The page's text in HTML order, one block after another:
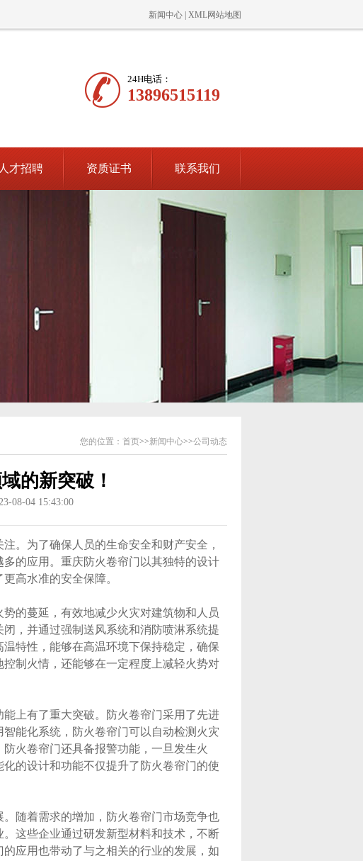
新闻中心 XML网站地图
24H电话：
13896515119
人才招聘 资质证书 联系我们
您的位置： 首页>>新闻中心>>公司动态
的新突破！
08-04 15:43:00
为了确保人员的生命安全和财产安全，
的应用。重庆防火卷帘门以其独特的设计
高水准的安全保障。
的蔓延，有效地减少火灾对建筑物和人员
，并通过强制送风系统和消防喷淋系统提
特性，能够在高温环境下保持稳定，确保
制火情，还能够在一定程度上减轻火势对
上有了重大突破。防火卷帘门采用了先进
能化系统，防火卷帘门可以自动检测火灾
火卷帘门还具备报警功能，一旦发生火
的设计和功能不仅提升了防火卷帘门的使
随着需求的增加，防火卷帘门市场竞争也
这些企业通过研发新型材料和技术，不断
应用也带动了与之相关的行业的发展，如